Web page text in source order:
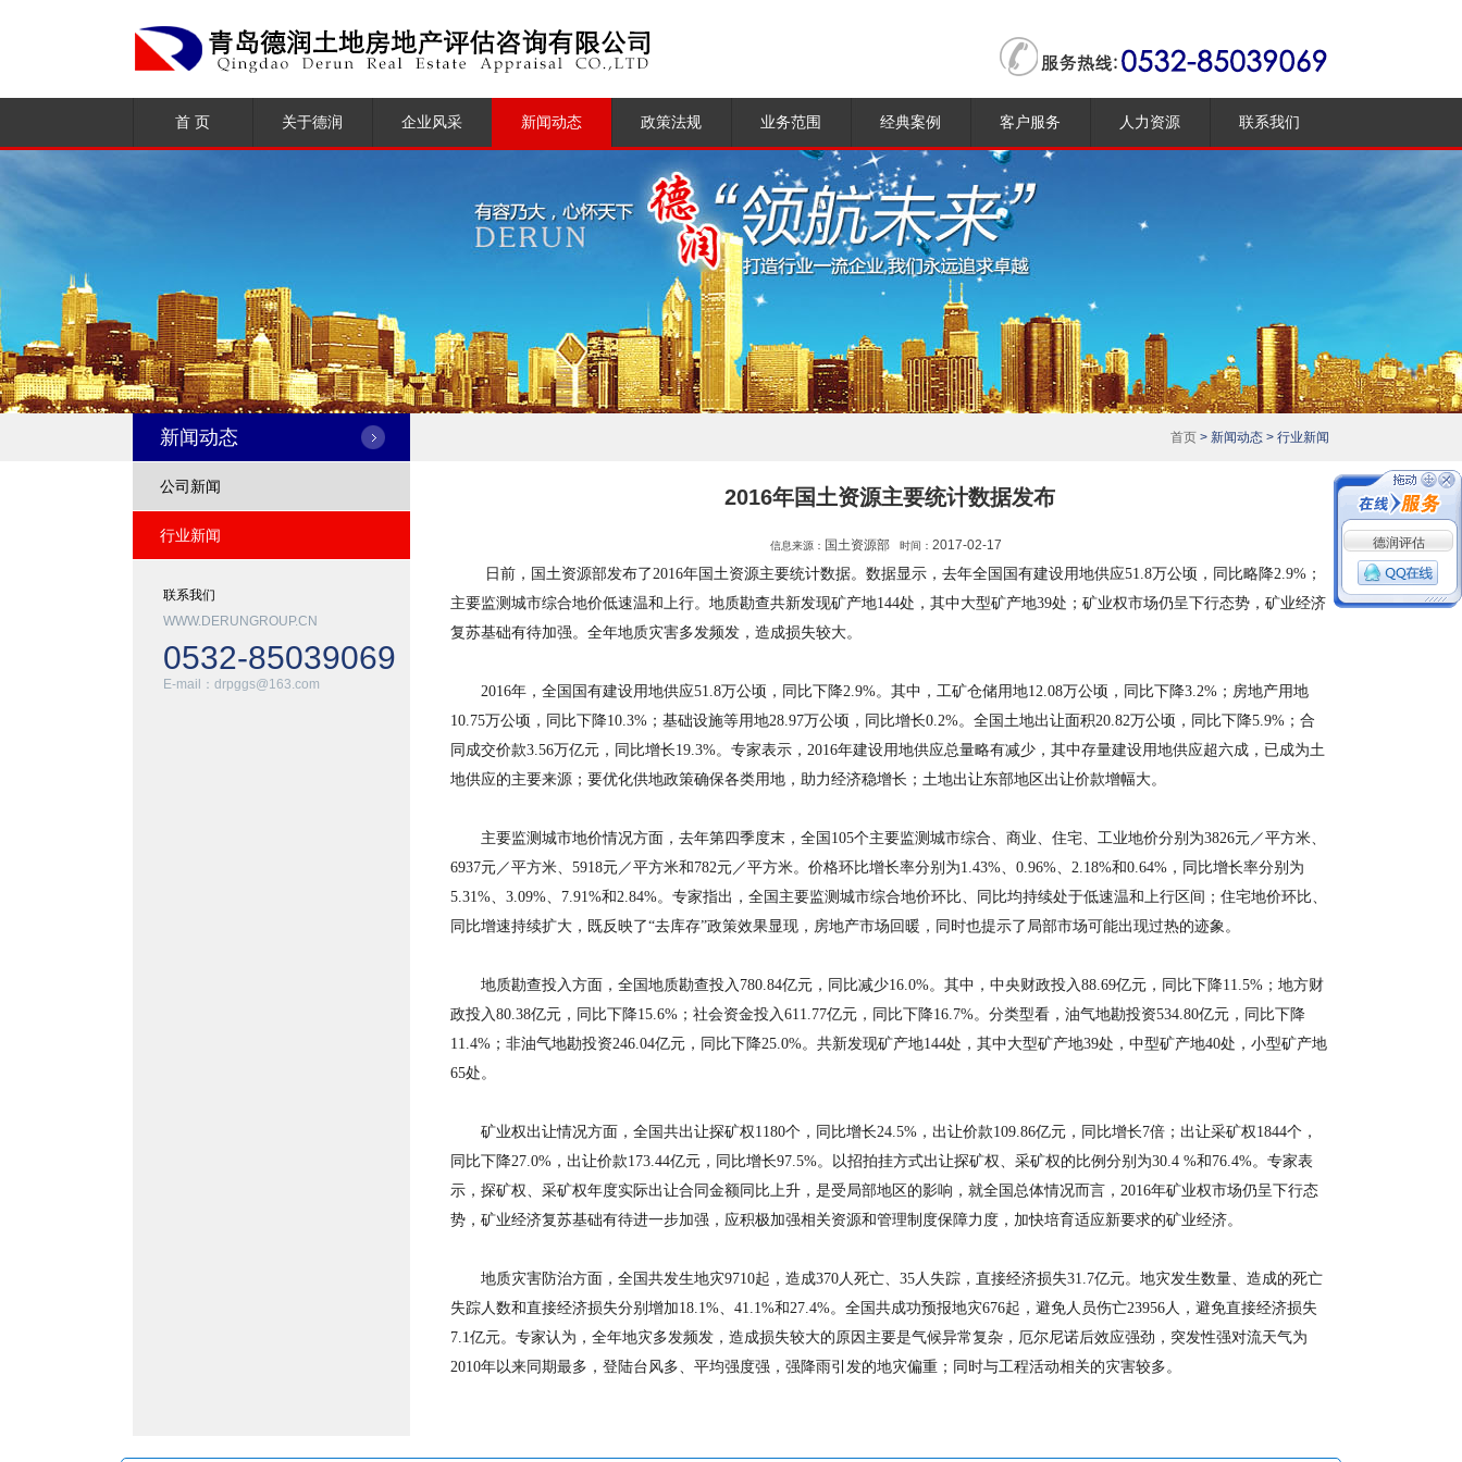
首 页 关于德润
组织架构
大事记
企业风采 新闻动态
行业新闻
政策法规
土地管理
房地产管理
测绘管理
不动产登记
资产评估
业务范围
土地与房地产评
估
咨询顾问
测绘登记服务
物业管理服务
房地产营销代理
及媒体业务
经典案例 客户服务
评估流程
合作客户
人力资源 联系我们
首页 > 新闻动态 > 行业新闻
新闻动态
公司新闻
行业新闻
联系我们
WWW.DERUNGROUP.CN
0532-85039069
E-mail：drpggs@163.com
2016年国土资源主要统计数据发布
信息来源： 国土资源部时间： 2017-02-17
日前，国土资源部发布了2016年国土资源主要统计数据。数据显示，去年全国国有建设用地供应51.8万公顷，同比略降2.9%；
主要监测城市综合地价低速温和上行。地质勘查共新发现矿产地144处，其中大型矿产地39处；矿业权市场仍呈下行态势，矿业经济
复苏基础有待加强。全年地质灾害多发频发，造成损失较大。
2016年，全国国有建设用地供应51.8万公顷，同比下降2.9%。其中，工矿仓储用地12.08万公顷，同比下降3.2%；房地产用地
10.75万公顷，同比下降10.3%；基础设施等用地28.97万公顷，同比增长0.2%。全国土地出让面积20.82万公顷，同比下降5.9%；合
同成交价款3.56万亿元，同比增长19.3%。专家表示，2016年建设用地供应总量略有减少，其中存量建设用地供应超六成，已成为土
地供应的主要来源；要优化供地政策确保各类用地，助力经济稳增长；土地出让东部地区出让价款增幅大。
主要监测城市地价情况方面，去年第四季度末，全国105个主要监测城市综合、商业、住宅、工业地价分别为3826元／平方米、
6937元／平方米、5918元／平方米和782元／平方米。价格环比增长率分别为1.43%、0.96%、2.18%和0.64%，同比增长率分别为
5.31%、3.09%、7.91%和2.84%。专家指出，全国主要监测城市综合地价环比、同比均持续处于低速温和上行区间；住宅地价环比、
同比增速持续扩大，既反映了“去库存”政策效果显现，房地产市场回暖，同时也提示了局部市场可能出现过热的迹象。
地质勘查投入方面，全国地质勘查投入780.84亿元，同比减少16.0%。其中，中央财政投入88.69亿元，同比下降11.5%；地方财
政投入80.38亿元，同比下降15.6%；社会资金投入611.77亿元，同比下降16.7%。分类型看，油气地勘投资534.80亿元，同比下降
11.4%；非油气地勘投资246.04亿元，同比下降25.0%。共新发现矿产地144处，其中大型矿产地39处，中型矿产地40处，小型矿产地
65处。
矿业权出让情况方面，全国共出让探矿权1180个，同比增长24.5%，出让价款109.86亿元，同比增长7倍；出让采矿权1844个，
同比下降27.0%，出让价款173.44亿元，同比增长97.5%。以招拍挂方式出让探矿权、采矿权的比例分别为30.4 %和76.4%。专家表
示，探矿权、采矿权年度实际出让合同金额同比上升，是受局部地区的影响，就全国总体情况而言，2016年矿业权市场仍呈下行态
势，矿业经济复苏基础有待进一步加强，应积极加强相关资源和管理制度保障力度，加快培育适应新要求的矿业经济。
地质灾害防治方面，全国共发生地灾9710起，造成370人死亡、35人失踪，直接经济损失31.7亿元。地灾发生数量、造成的死亡
失踪人数和直接经济损失分别增加18.1%、41.1%和27.4%。全国共成功预报地灾676起，避免人员伤亡23956人，避免直接经济损失
7.1亿元。专家认为，全年地灾多发频发，造成损失较大的原因主要是气候异常复杂，厄尔尼诺后效应强劲，突发性强对流天气为
2010年以来同期最多，登陆台风多、平均强度强，强降雨引发的地灾偏重；同时与工程活动相关的灾害较多。
德润评估